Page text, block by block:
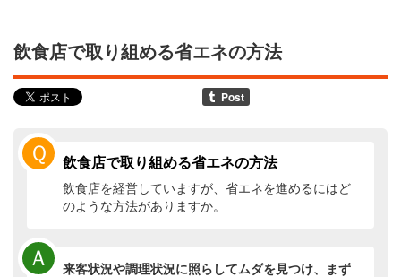
飲食店で取り組める省エネの方法
Ｑ 飲食店で取り組める省エネの方法
飲食店を経営していますが、省エネを進めるにはど
のような方法がありますか。
Ａ
来客状況や調理状況に照らしてムダを見つけ、まず